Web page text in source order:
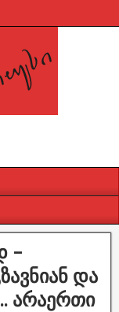
–
და
არაერთი